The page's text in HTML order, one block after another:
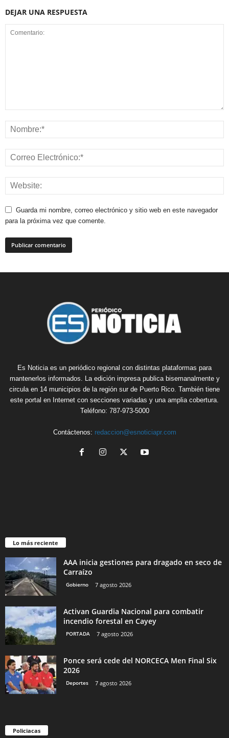
DEJAR UNA RESPUESTA
Guarda mi nombre, correo electrónico y sitio web en este navegador
para la próxima vez que comente.
Es Noticia es un periódico regional con distintas plataformas para
mantenerlos informados. La edición impresa publica bisemanalmente y
circula en 14 municipios de la región sur de Puerto Rico. También tiene
este portal en Internet con secciones variadas y una amplia cobertura.
Teléfono: 787-973-5000
Contáctenos: redaccion@esnoticiapr.com
Lo más reciente
AAA inicia gestiones para dragado en seco de
Carraízo
Gobierno 7 agosto 2026
Activan Guardia Nacional para combatir
incendio forestal en Cayey
PORTADA 7 agosto 2026
Ponce será cede del NORCECA Men Final Six
2026
Deportes 7 agosto 2026
Policiacas